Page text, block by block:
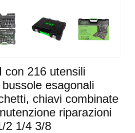
con 216 utensili
esagonali
chiavi combinate
riparazioni
2 1/4 3/8